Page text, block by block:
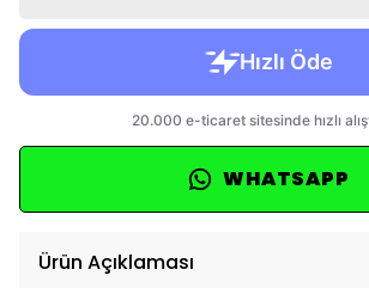
WHATSAPP
Ürün Açıklaması